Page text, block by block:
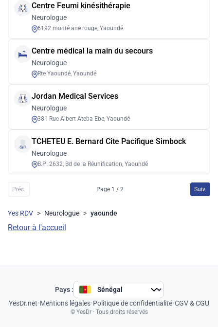
Centre Feumi kinésithérapie
Neurologue
6192 monté ane rouge, Yaoundé
Centre médical la main du secours
Neurologue
Rte Yaoundé, Yaoundé
Jordan Medical Services
Neurologue
381 Rue Albert Ateba Ebe, Yaoundé
TCHETEU E. Bernard Cite Pacifique Simbock
Neurologue
B.P: 2632, Bd de la Réunification, Yaoundé
Préc. Page 1 / 2 Suiv.
Yes RDV > Neurologue > yaounde
Retour à l'accueil
Pays :
YesDr.net•Mentions légales•Politique de confidentialité•CGV & CGU
© YesDr · Tous droits réservés